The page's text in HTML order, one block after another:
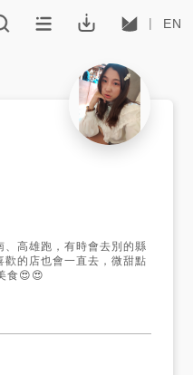
EN
高雄跑，有時會去別的縣
的店也會一直去，微甜點
食😍😍